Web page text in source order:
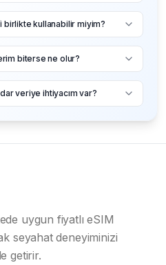
birlikte kullanabilir miyim?
biterse ne olur?
veriye ihtiyacım var?
uygun fiyatlı eSIM
seyahat deneyiminizi
getirir.